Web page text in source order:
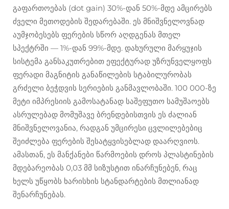
გაფართოებას (dot gain) 30%-დან 50%-მდე ამცირებს
ძველი მეთოდების შედარებაში. ეს მნიშვნელოვნად
აუმჯობესებს ფერების სწორ აღდგენას მთელ
სპექტრში — 1%-დან 99%-მდე. დახურული მარყუჯის
სისტემა განსაკუთრებით ეფექტურად უზრუნველყოფს
ფერადი მაგნიტის განაწილების სტაბილურობას
გრძელი ბეჭდვის სერიების განმავლობაში. 100 000-ზე
მეტი იმპრესიის გამოსატანად საშეფუთო სამუშაოებს
ასრულებად მომუშავე ბრენდებისთვის ეს ძალიან
მნიშვნელოვანია, რადგან უმცირესი ცვლილებებიც
შეიძლება ფერების შესატყვისებლად დაარღვიოს.
ამასთან, ეს მანქანები წარმოების დროს პლასტინების
მდებარეობას 0,03 მმ სიზუსტით ინარჩუნებენ, რაც
ხელს უწყობს ხარისხის სტანდარტების მთლიანად
შენარჩუნებას.